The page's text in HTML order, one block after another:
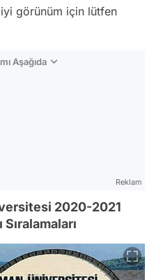
görünüm için lütfen
Aşağıda
Reklam
2020-2021